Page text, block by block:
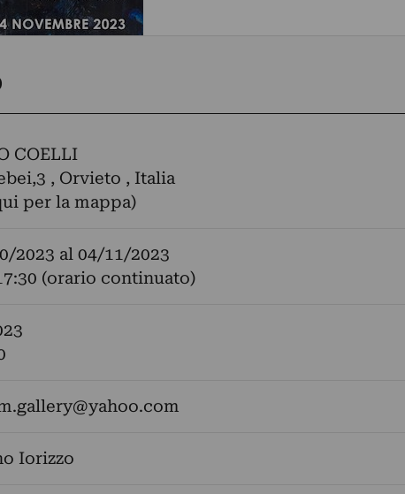
COELLI
, Orvieto , Italia
per la mappa)
2023 al 04/11/2023
(orario continuato)
Iorizzo